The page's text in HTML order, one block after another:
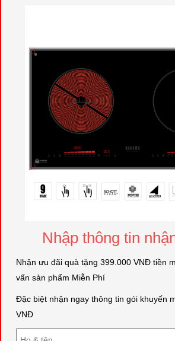
Nhập thông tin
Nhận ưu đãi quà tặng 399.000 VNĐ tiền
vấn sản phẩm Miễn Phí
Đặc biệt nhận ngay thông tin gói khuyến
VNĐ